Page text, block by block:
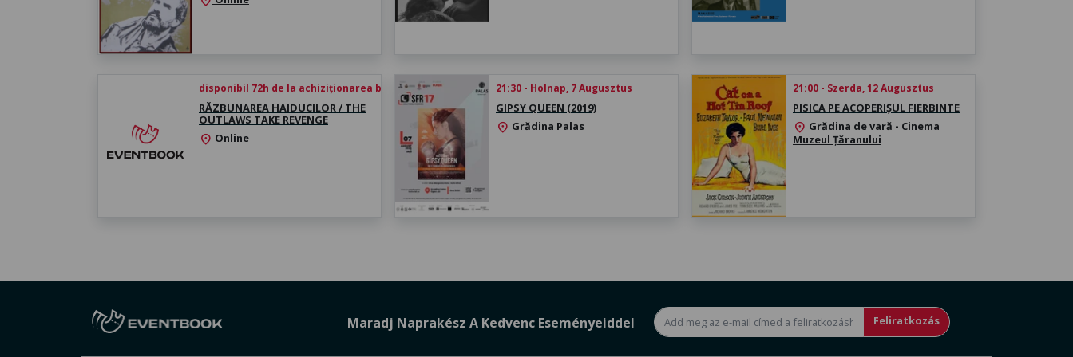
disponibil 72h de la achiziționarea biletului
RĂZBUNAREA HAIDUCILOR / THE
OUTLAWS TAKE REVENGE
location_on Online
21:30 - Holnap, 7 Augusztus
GIPSY QUEEN (2019)
location_on Grădina Palas
21:00 - Szerda, 12 Augusztus
PISICA PE ACOPERIȘUL FIERBINTE
location_on Grădina de vară - Cinema
Muzeul Țăranului
Maradj Naprakész A Kedvenc Eseményeiddel Feliratkozás